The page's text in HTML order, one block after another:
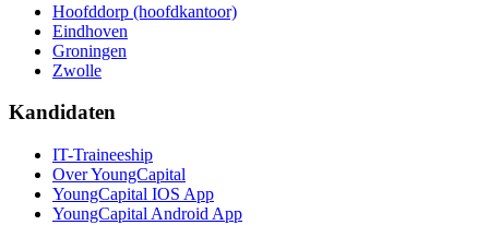
Hoofddorp (hoofdkantoor)
Eindhoven
Groningen
Zwolle
Kandidaten
IT-Traineeship
Over YoungCapital
YoungCapital IOS App
YoungCapital Android App